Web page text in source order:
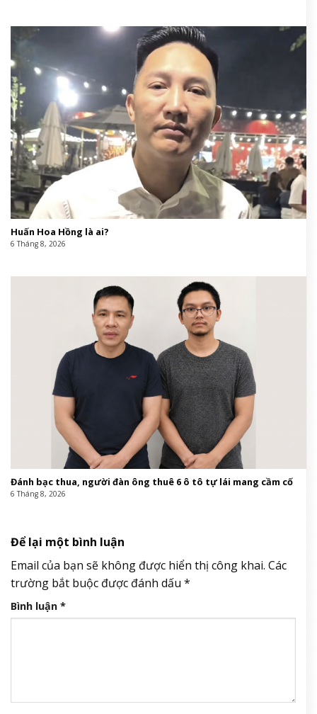
Huấn Hoa Hồng là ai?
6 Tháng 8, 2026
Đánh bạc thua, người đàn ông thuê 6 ô tô tự lái mang cầm cố
6 Tháng 8, 2026
Để lại một bình luận
Email của bạn sẽ không được hiển thị công khai. Các
trường bắt buộc được đánh dấu *
Bình luận *